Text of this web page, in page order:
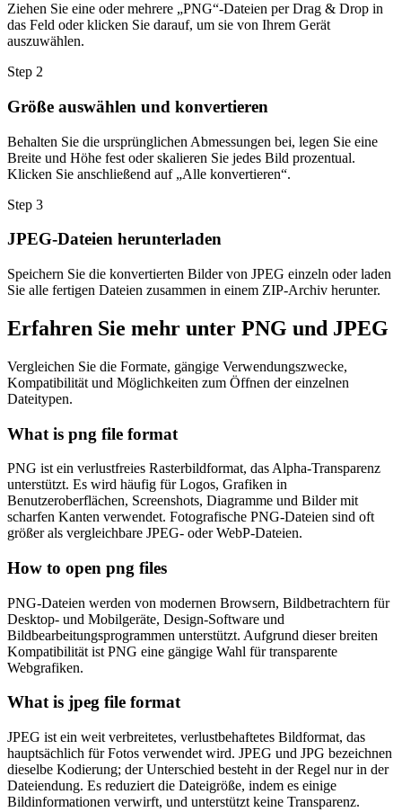
Ziehen Sie eine oder mehrere „PNG“-Dateien per Drag & Drop in
das Feld oder klicken Sie darauf, um sie von Ihrem Gerät
auszuwählen.
Step 2
Größe auswählen und konvertieren
Behalten Sie die ursprünglichen Abmessungen bei, legen Sie eine
Breite und Höhe fest oder skalieren Sie jedes Bild prozentual.
Klicken Sie anschließend auf „Alle konvertieren“.
Step 3
JPEG-Dateien herunterladen
Speichern Sie die konvertierten Bilder von JPEG einzeln oder laden
Sie alle fertigen Dateien zusammen in einem ZIP-Archiv herunter.
Erfahren Sie mehr unter PNG und JPEG
Vergleichen Sie die Formate, gängige Verwendungszwecke,
Kompatibilität und Möglichkeiten zum Öffnen der einzelnen
Dateitypen.
What is png file format
PNG ist ein verlustfreies Rasterbildformat, das Alpha-Transparenz
unterstützt. Es wird häufig für Logos, Grafiken in
Benutzeroberflächen, Screenshots, Diagramme und Bilder mit
scharfen Kanten verwendet. Fotografische PNG-Dateien sind oft
größer als vergleichbare JPEG- oder WebP-Dateien.
How to open png files
PNG-Dateien werden von modernen Browsern, Bildbetrachtern für
Desktop- und Mobilgeräte, Design-Software und
Bildbearbeitungsprogrammen unterstützt. Aufgrund dieser breiten
Kompatibilität ist PNG eine gängige Wahl für transparente
Webgrafiken.
What is jpeg file format
JPEG ist ein weit verbreitetes, verlustbehaftetes Bildformat, das
hauptsächlich für Fotos verwendet wird. JPEG und JPG bezeichnen
dieselbe Kodierung; der Unterschied besteht in der Regel nur in der
Dateiendung. Es reduziert die Dateigröße, indem es einige
Bildinformationen verwirft, und unterstützt keine Transparenz.